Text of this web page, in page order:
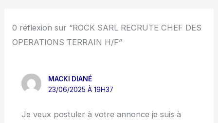
0 réflexion sur “ROCK SARL RECRUTE CHEF DES
OPERATIONS TERRAIN H/F”
MACKI DIANÉ
23/06/2025 À 19H37
Je veux postuler à votre annonce je suis à